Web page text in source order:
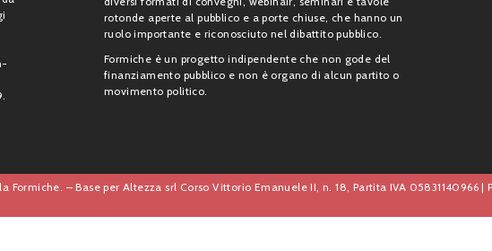
rotonde aperte al pubblico e a porte chiuse, che hanno un
ruolo importante e riconosciuto nel dibattito pubblico.
Formiche è un progetto indipendente che non gode del
finanziamento pubblico e non è organo di alcun partito o
movimento politico.
Formiche. – Base per Altezza srl Corso Vittorio Emanuele II, n. 18, Partita IVA 05831140966 |